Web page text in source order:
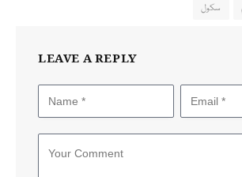
سکول
LEAVE A REPLY